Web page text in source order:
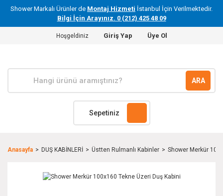
Shower Markalı Ürünler de Montaj Hizmeti İstanbul İçin Verilmektedir.
Bilgi İçin Arayınız. 0 (212) 425 48 09
Hoşgeldiniz Giriş Yap Üye Ol
ARA
Sepetiniz
Anasayfa DUŞ KABİNLERİ Üstten Rulmanlı Kabinler Shower Merkür